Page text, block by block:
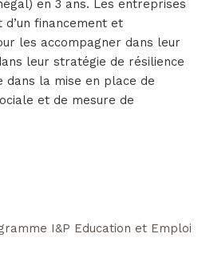
en 3 ans. Les entreprises
financement et
les accompagner dans leur
leur stratégie de résilience
dans la mise en place de
et de mesure de
I&P Education et Emploi